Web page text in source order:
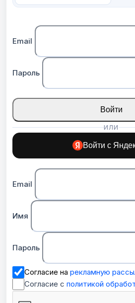
Email
Пароль
Войти
ИЛИ
Войти с
Email
Имя
Пароль
Согласие на рекламную
Согласие с политикой